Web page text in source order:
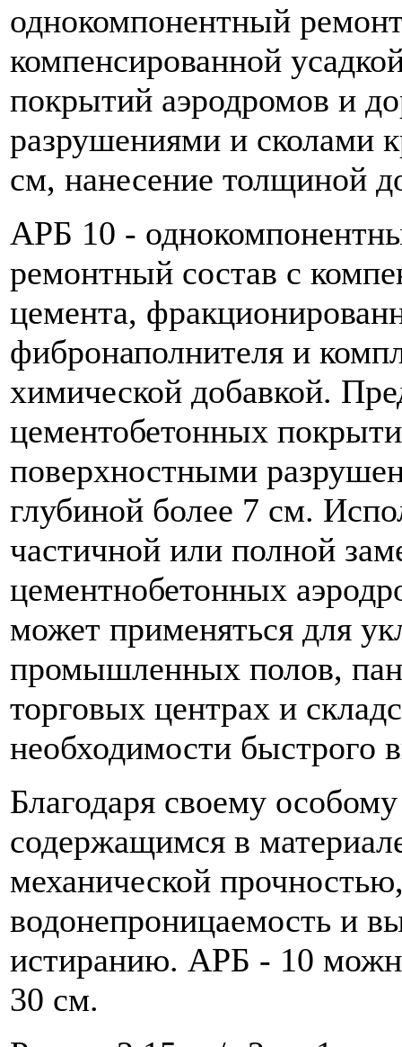
однокомпонентный
компенсированной
покрытий аэродромов и
разрушениями и сколами
см, нанесение толщиной
АРБ 10 -
ремонтный состав с
цемента,
фибронаполнителя и
химической добавкой.
цементобетонных
поверхностными
глубиной более 7 см.
частичной или полной
цементнобетонных
может применяться для
промышленных полов,
торговых центрах и
необходимости быстрого
Благодаря своему
содержащимся в
механической
водонепроницаемость и
истиранию. АРБ - 10
30 см.